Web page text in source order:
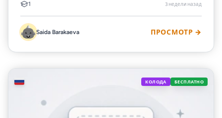
1 3 недели назад
Saida Barakaeva ПРОСМОТР →
🇷🇺 КОЛОДА БЕСПЛАТНО